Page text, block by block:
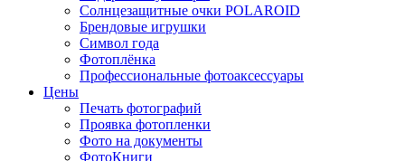
Солнцезащитные очки POLAROID
Брендовые игрушки
Символ года
Фотоплёнка
Профессиональные фотоаксессуары
Цены
Печать фотографий
Проявка фотопленки
Фото на документы
ФотоКниги